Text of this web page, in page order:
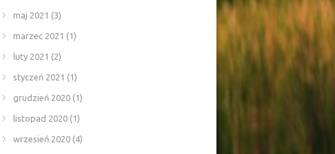
maj 2021 (3)
marzec 2021 (1)
luty 2021 (2)
styczeń 2021 (1)
grudzień 2020 (1)
listopad 2020 (1)
wrzesień 2020 (4)